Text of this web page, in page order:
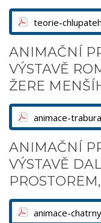
teorie-
ANIMAČNÍ
VÝSTAVĚ
ŽERE
animace-
ANIMAČNÍ
VÝSTAVĚ
animace-